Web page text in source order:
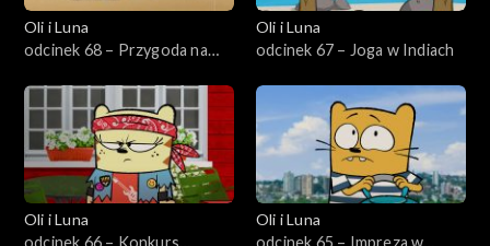
Oli i Luna
odcinek 68 – Przygoda na
Oli i Luna
odcinek 67 – Joga w Indiach
Oli i Luna
odcinek 66 – Konkurs
Oli i Luna
odcinek 65 – Impreza w